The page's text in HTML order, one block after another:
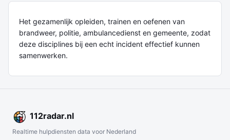
Het gezamenlijk opleiden, trainen en oefenen van
brandweer, politie, ambulancedienst en gemeente, zodat
deze disciplines bij een echt incident effectief kunnen
samenwerken.
112radar.nl
Realtime hulpdiensten data voor Nederland